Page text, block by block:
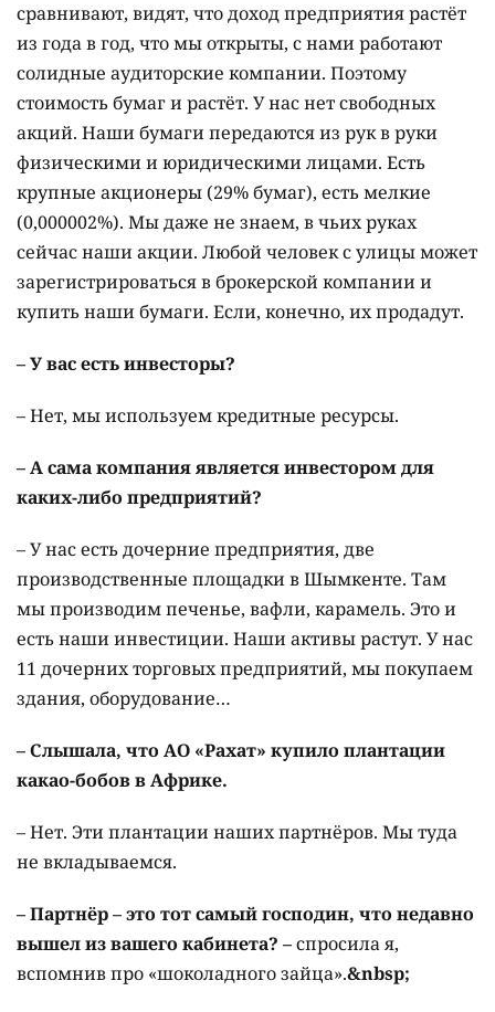
сравнивают, видят, что доход предприятия растёт
из года в год, что мы открыты, с нами работают
солидные аудиторские компании. Поэтому
стоимость бумаг и растёт. У нас нет свободных
акций. Наши бумаги передаются из рук в руки
физическими и юридическими лицами. Есть
крупные акционеры (29% бумаг), есть мелкие
(0,000002%). Мы даже не знаем, в чьих руках
сейчас наши акции. Любой человек с улицы может
зарегистрироваться в брокерской компании и
купить наши бумаги. Если, конечно, их продадут.
– У вас есть инвесторы?
– Нет, мы используем кредитные ресурсы.
– А сама компания является инвестором для
каких-либо предприятий?
– У нас есть дочерние предприятия, две
производственные площадки в Шымкенте. Там
мы производим печенье, вафли, карамель. Это и
есть наши инвестиции. Наши активы растут. У нас
11 дочерних торговых предприятий, мы покупаем
здания, оборудование…
– Слышала, что АО «Рахат» купило плантации
какао-бобов в Африке.
– Нет. Эти плантации наших партнёров. Мы туда
не вкладываемся.
– Партнёр – это тот самый господин, что недавно
вышел из вашего кабинета? –спросила я,
вспомнив про «шоколадного зайца».&nbsp;